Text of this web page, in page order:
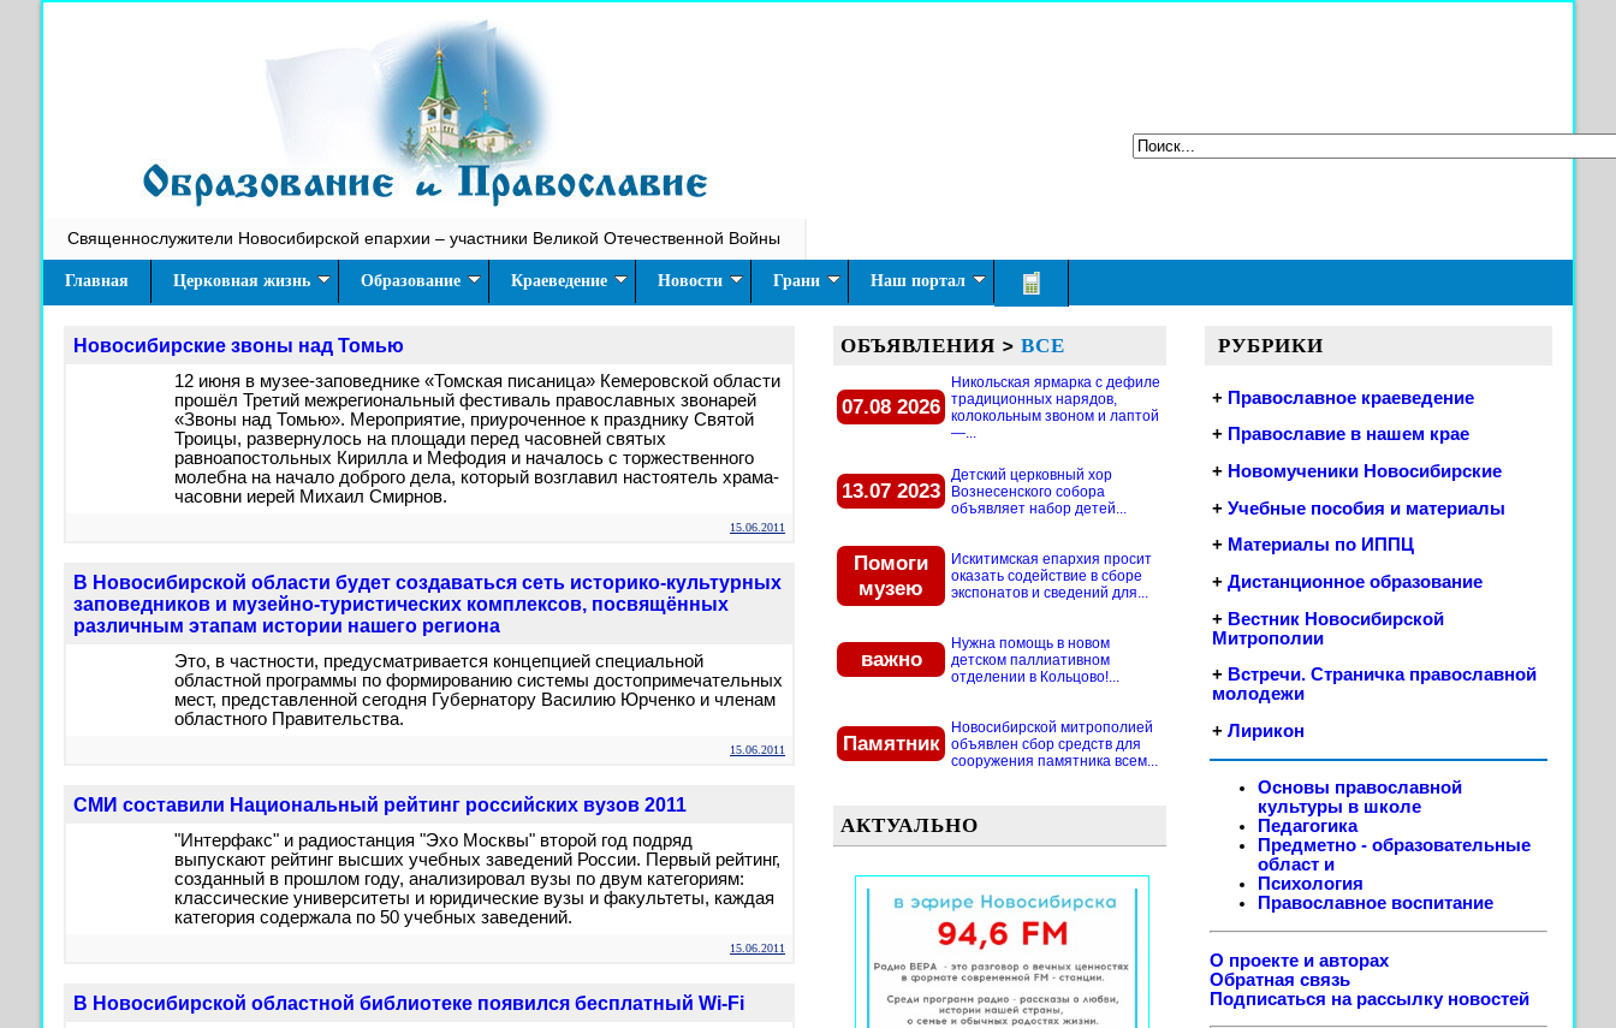
Священнослужители Новосибирской епархии – участники Великой Отечественной Войны
Главная Церковная жизнь Образование Краеведение Новости Грани Наш портал
Новосибирские звоны над Томью
12 июня в музее-заповеднике «Томская писаница» Кемеровской области
прошёл Третий межрегиональный фестиваль православных звонарей
«Звоны над Томью». Мероприятие, приуроченное к празднику Святой
Троицы, развернулось на площади перед часовней святых
равноапостольных Кирилла и Мефодия и началось с торжественного
молебна на начало доброго дела, который возглавил настоятель храма-
часовни иерей Михаил Смирнов.
15.06.2011
В Новосибирской области будет создаваться сеть историко-культурных
заповедников и музейно-туристических комплексов, посвящённых
различным этапам истории нашего региона
​Это, в частности, предусматривается концепцией специальной
областной программы по формированию системы достопримечательных
мест, представленной сегодня Губернатору Василию Юрченко и членам
областного Правительства.​
15.06.2011
СМИ составили Национальный рейтинг российских вузов 2011
"Интерфакс" и радиостанция "Эхо Москвы" второй год подряд
выпускают рейтинг высших учебных заведений России. Первый рейтинг,
созданный в прошлом году, анализировал вузы по двум категориям:
классические университеты и юридические вузы и факультеты, каждая
категория содержала по 50 учебных заведений.
15.06.2011
В Новосибирской областной библиотеке появился бесплатный Wi-Fi
ОБЪЯВЛЕНИЯ > ВСЕ
07.08 2026
Никольская ярмарка с дефиле
традиционных нарядов,
колокольным звоном и лаптой
—...
13.07 2023
Детский церковный хор
Вознесенского собора
объявляет набор детей...
Помоги
музею
Искитимская епархия просит
оказать содействие в сборе
экспонатов и сведений для...
важно
Нужна помощь в новом
детском паллиативном
отделении в Кольцово!...
Памятник
Новосибирской митрополией
объявлен сбор средств для
сооружения памятника всем...
АКТУАЛЬНО
РУБРИКИ
+ Православное краеведение
+ Православие в нашем крае
+ Новомученики Новосибирские
+ Учебные пособия и материалы
+ Материалы по ИППЦ
+ Дистанционное образование
+ Вестник Новосибирской
Митрополии
+ Встречи. Страничка православной
молодежи
+ Лирикон
Основы православной
культуры в школе
Педагогика
Предметно - образовательные
област и
Психология
Православное воспитание
О проекте и авторах
Обратная связь
Подписаться на рассылку новостей